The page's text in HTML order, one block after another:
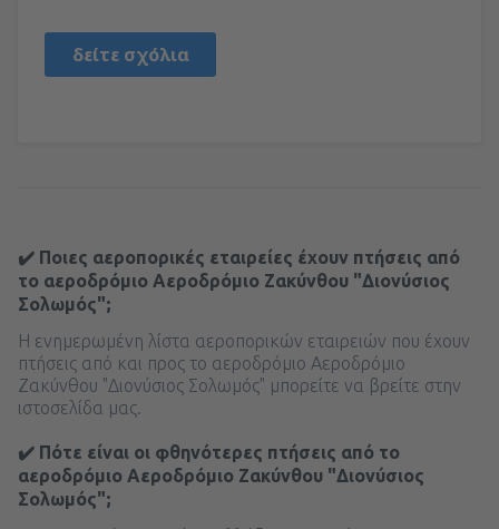
δείτε σχόλια
✔️ Ποιες αεροπορικές εταιρείες έχουν πτήσεις από
το αεροδρόμιο Αεροδρόμιο Ζακύνθου "Διονύσιος
Σολωμός";
Η ενημερωμένη λίστα αεροπορικών εταιρειών που έχουν
πτήσεις από και προς το αεροδρόμιο Αεροδρόμιο
Ζακύνθου "Διονύσιος Σολωμός" μπορείτε να βρείτε στην
ιστοσελίδα μας.
✔️ Πότε είναι οι φθηνότερες πτήσεις από το
αεροδρόμιο Αεροδρόμιο Ζακύνθου "Διονύσιος
Σολωμός";